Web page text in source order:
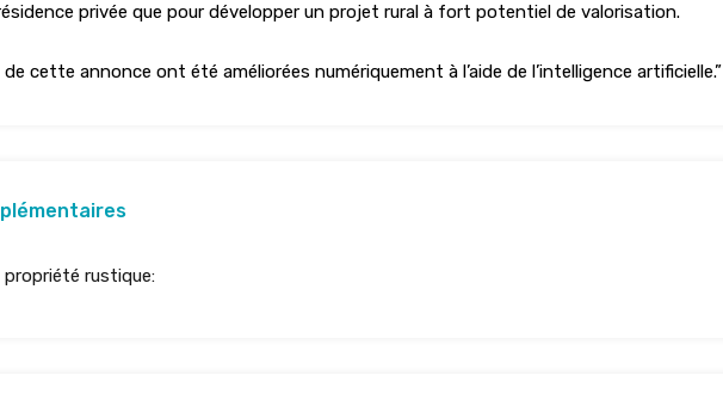
privée que pour développer un projet rural à fort potentiel de valorisation.
cette annonce ont été améliorées numériquement à l’aide de l’intelligence artificielle.”
rustique: